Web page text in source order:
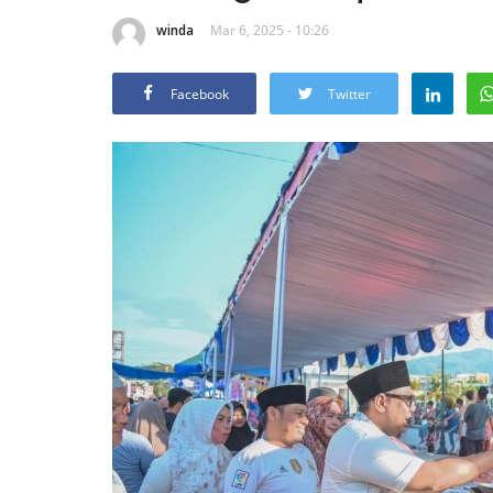
winda Mar 6, 2025 - 10:26
Facebook Twitter